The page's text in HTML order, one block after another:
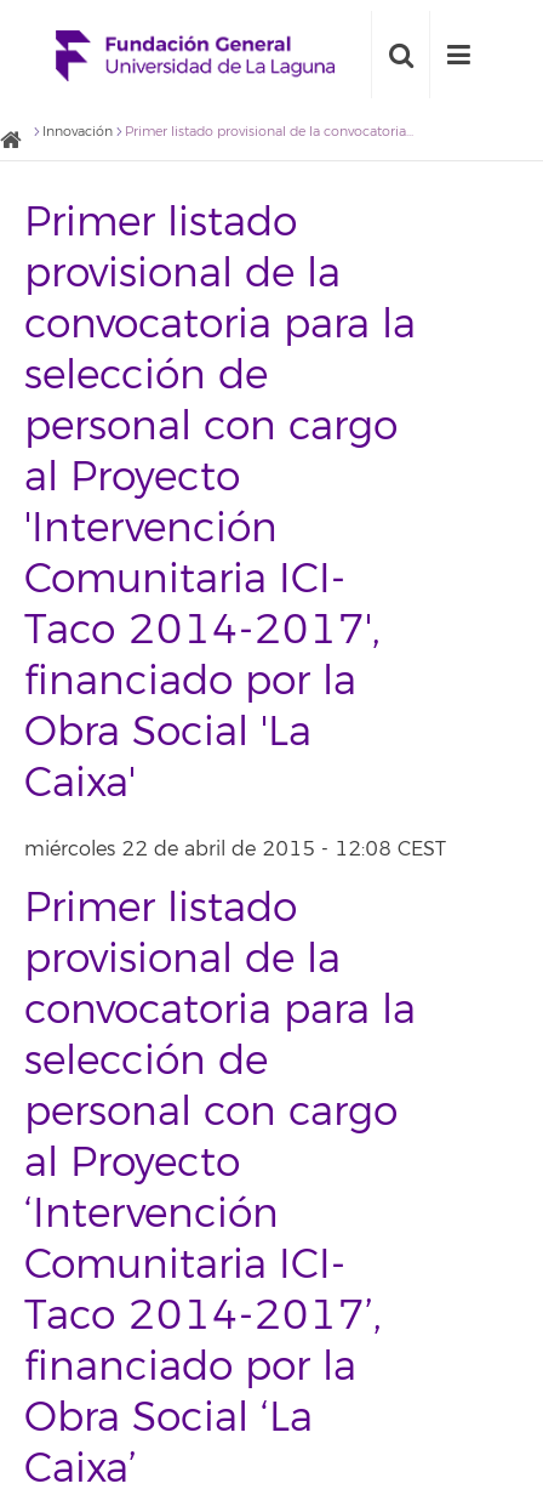
Innovación Primer listado provisional de la convocatoria para la selección de personal con cargo al Proyecto 'Intervención Comunitaria ICI-Taco 2014-2017', financiado por la Obra Social 'La Caixa'
Primer listado
provisional de la
convocatoria para la
selección de
personal con cargo
al Proyecto
'Intervención
Comunitaria ICI-
Taco 2014-2017',
financiado por la
Obra Social 'La
Caixa'
miércoles 22 de abril de 2015 - 12:08 CEST
Primer listado
provisional de la
convocatoria para la
selección de
personal con cargo
al Proyecto
‘Intervención
Comunitaria ICI-
Taco 2014-2017’,
financiado por la
Obra Social ‘La
Caixa’